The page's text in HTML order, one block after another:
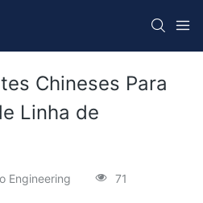
Chineses Para
Linha de
Engineering 71